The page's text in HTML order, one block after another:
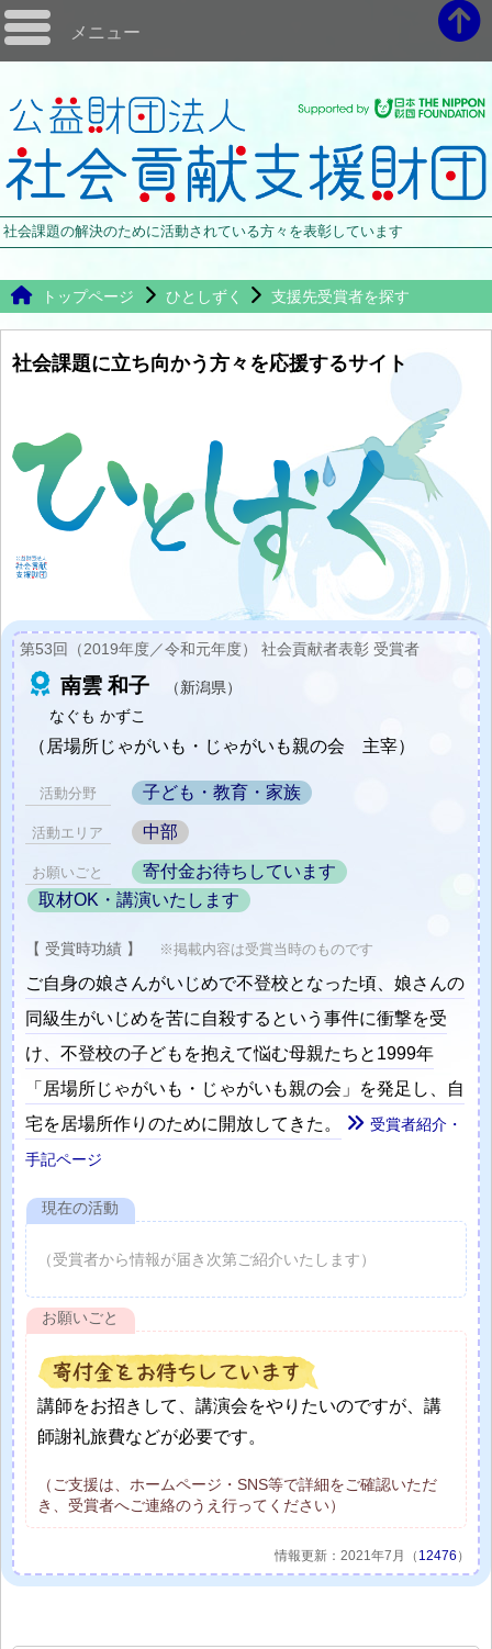
メニュー
社会課題の解決のために活動されている方々を表彰しています
トップページ ひとしずく 支援先受賞者を探す
社会課題に立ち向かう方々を応援するサイト
第53回（2019年度／令和元年度） 社会貢献者表彰 受賞者
南雲 和子
（新潟県）
なぐも かずこ
（居場所じゃがいも・じゃがいも親の会 主宰）
活動分野 子ども・教育・家族
活動エリア 中部
お願いごと
寄付金お待ちしています
取材OK・講演いたします
【 受賞時功績 】 ※掲載内容は受賞当時のものです
ご自身の娘さんがいじめで不登校となった頃、娘さんの
同級生がいじめを苦に自殺するという事件に衝撃を受
け、不登校の子どもを抱えて悩む母親たちと1999年
「居場所じゃがいも・じゃがいも親の会」を発足し、自
宅を居場所作りのために開放してきた。
受賞者紹介・
手記ページ
（受賞者から情報が届き次第ご紹介いたします）
講師をお招きして、講演会をやりたいのですが、講
師謝礼旅費などが必要です。
（ご支援は、ホームページ・SNS等で詳細をご確認いただ
き、受賞者へご連絡のうえ行ってください）
情報更新：2021年7月（ 12476 ）